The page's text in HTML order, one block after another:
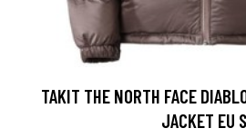
TAKIT THE NORTH FACE
JACKET EU S